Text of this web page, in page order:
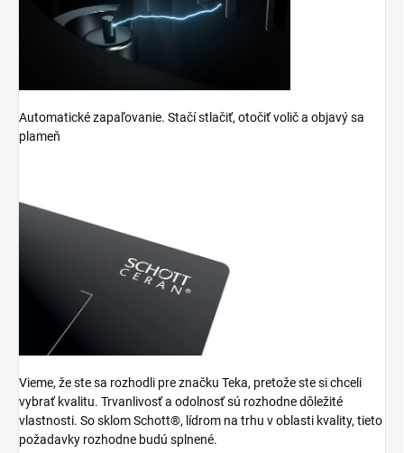
Automatické zapaľovanie. Stačí stlačiť, otočiť volič a objavý sa
plameň
Vieme, že ste sa rozhodli pre značku Teka, pretože ste si chceli
vybrať kvalitu. Trvanlivosť a odolnosť sú rozhodne dôležité
vlastnosti. So sklom Schott®, lídrom na trhu v oblasti kvality, tieto
požadavky rozhodne budú splnené.